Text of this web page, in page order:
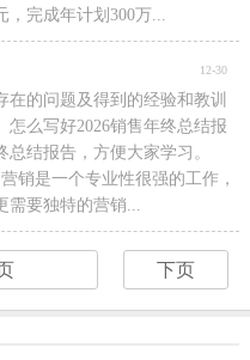
，完成年计划300万...
12-30
的问题及得到的经验和教训
么写好2026销售年终总结报
结报告，方便大家学习。
销是一个专业性很强的工作，
需要独特的营销...
下页